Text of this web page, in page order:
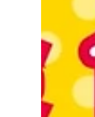
せ🌺
はいさーい
終わりますょ
ご希望される
🌺
almost
please
芸能体験 #三